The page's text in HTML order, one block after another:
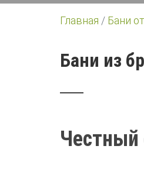
Главная / Бани
Бани из
Честный